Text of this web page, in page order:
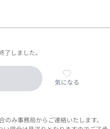
了しました。
気になる
み事務局からご連絡いたします。